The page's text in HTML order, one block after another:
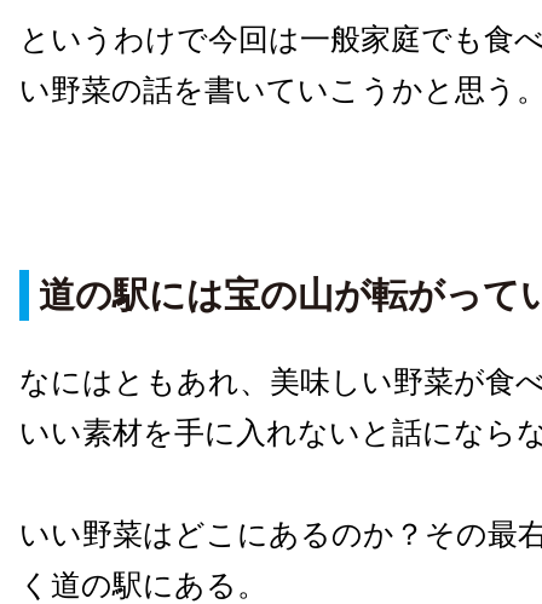
というわけで今回は一般家庭でも食
い野菜の話を書いていこうかと思う
道の駅には宝の山が転がって
なにはともあれ、美味しい野菜が食
いい素材を手に入れないと話になら
いい野菜はどこにあるのか？その最
く道の駅にある。